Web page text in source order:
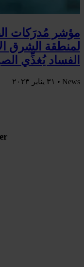
لمنطقة الشرق
الفساد يُغذِّي
News • ٣١ يناير ٢٠٢٣